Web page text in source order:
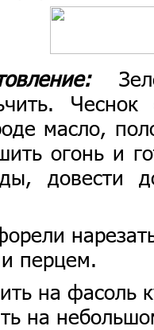
масло,
огонь и
довести
перцем.
на фасоль
на